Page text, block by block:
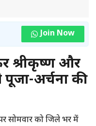
Join Now
श्रीकृष्ण और
अर्चना की
पर सोमवार को जिले भर में